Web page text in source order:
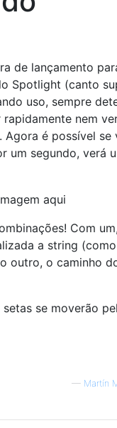
de lançamento
Spotlight (canto
uso, sempre
nem
Agora é possível se
um segundo, verá
Com
a string
outro, o caminho
setas se moverão
— Martín